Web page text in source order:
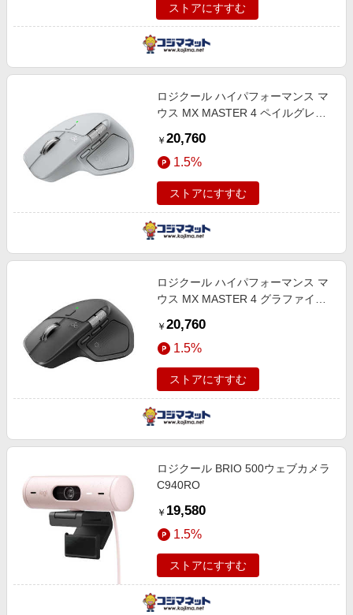
ストアにすすむ
ロジクール ハイパフォーマンス マ
ウス MX MASTER 4 ペイルグレー
/Bluetooth・USB] MX2400PG
￥ 20,760
1.5%
ストアにすすむ
ロジクール ハイパフォーマンス マ
ウス MX MASTER 4 グラファイト
/Bluetooth・USB] MX2400GR
￥ 20,760
1.5%
ストアにすすむ
ロジクール BRIO 500ウェブカメラ
C940RO
￥ 19,580
1.5%
ストアにすすむ